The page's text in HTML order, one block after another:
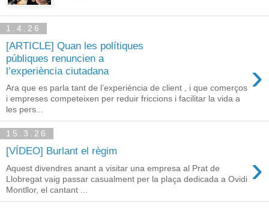
1.4.26
[ARTICLE] Quan les polítiques
públiques renuncien a
l’experiència ciutadana
›
Ara que es parla tant de l’experiència de client , i que comerços
i empreses competeixen per reduir friccions i facilitar la vida a
les pers...
15.3.26
[VÍDEO] Burlant el règim ›
Aquest divendres anant a visitar una empresa al Prat de
Llobregat vaig passar casualment per la plaça dedicada a Ovidi
Montllor, el cantant ...